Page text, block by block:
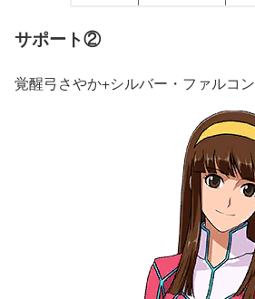
サポート②
覚醒弓さやか+シルバー・ファルコン